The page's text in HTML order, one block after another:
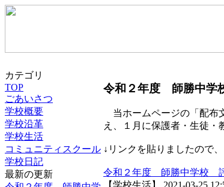
カテゴリ
TOP
ごあいさつ
学校概要
学校沿革
学校生活
コミュニティスクール
学校日記
最新の更新
令和２年度 師勝中学
当ホームページの「配布
え、１月に保護者・生徒・
↓リンクを貼りましたので
令和２年度 師勝中学校